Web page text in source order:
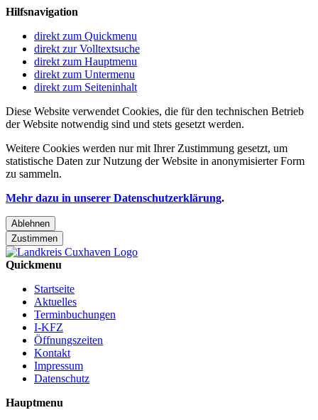
Hilfsnavigation
direkt zum Quickmenu
direkt zur Volltextsuche
direkt zum Hauptmenu
direkt zum Untermenu
direkt zum Seiteninhalt
Diese Website verwendet Cookies, die für den technischen Betrieb
der Website notwendig sind und stets gesetzt werden.
Weitere Cookies werden nur mit Ihrer Zustimmung gesetzt, um
statistische Daten zur Nutzung der Website in anonymisierter Form
zu sammeln.
Mehr dazu in unserer Datenschutzerklärung.
Ablehnen
Zustimmen
Quickmenu
Startseite
Aktuelles
Terminbuchungen
I-KFZ
Öffnungszeiten
Kontakt
Impressum
Datenschutz
Hauptmenu